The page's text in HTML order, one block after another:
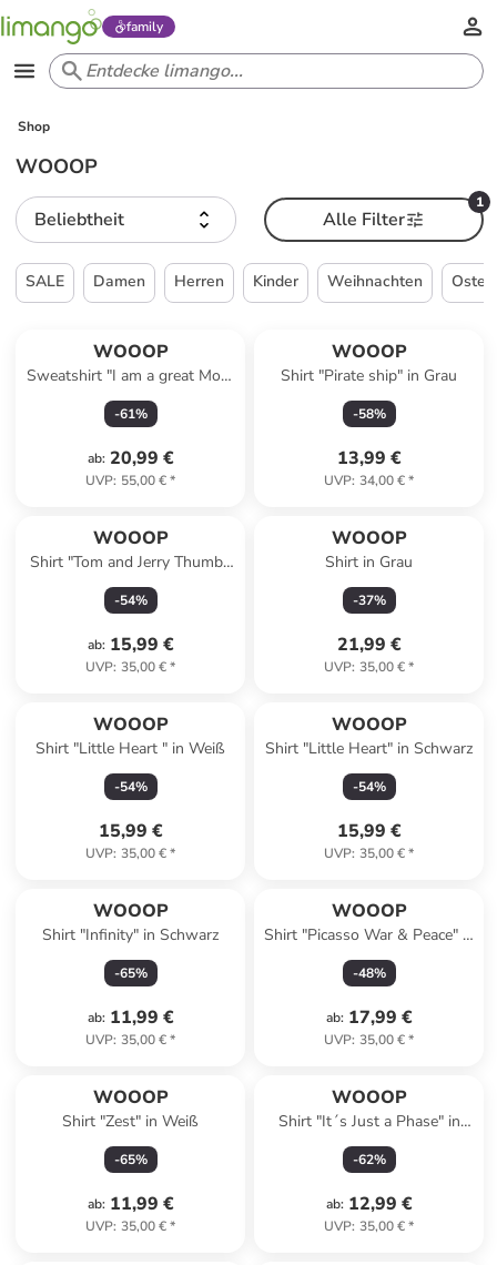
family
Shop
WOOOP
Beliebtheit
1
Alle Filter
SALE Damen Herren Kinder Weihnachten
WOOOP
Sweatshirt "I am a great Mom
because I have great children"
in Grau
-61%
ab: 20,99 €
UVP: 55,00 €*
WOOOP
Shirt "Pirate ship" in Grau
-58%
13,99 €
UVP: 34,00 €*
WOOOP
Shirt "Tom and Jerry Thumbs
Up" in Schwarz
-54%
ab: 15,99 €
UVP: 35,00 €*
WOOOP
Shirt in Grau
-37%
21,99 €
UVP: 35,00 €*
WOOOP
Shirt "Little Heart " in Weiß
-54%
15,99 €
UVP: 35,00 €*
WOOOP
Shirt "Little Heart" in Schwarz
-54%
15,99 €
UVP: 35,00 €*
WOOOP
Shirt "Infinity" in Schwarz
-65%
ab: 11,99 €
UVP: 35,00 €*
WOOOP
Shirt "Picasso War & Peace" in
Weiß
-48%
ab: 17,99 €
UVP: 35,00 €*
WOOOP
Shirt "Zest" in Weiß
-65%
ab: 11,99 €
UVP: 35,00 €*
WOOOP
Shirt "It´s Just a Phase" in
Grau
-62%
ab: 12,99 €
UVP: 35,00 €*